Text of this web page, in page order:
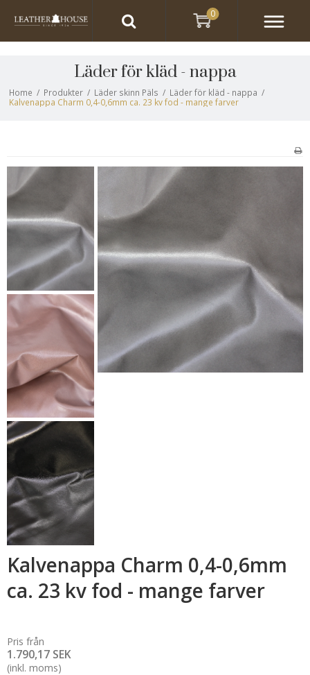
Läder för kläd - nappa
Home / Produkter / Läder skinn Päls / Läder för kläd - nappa /
Kalvenappa Charm 0,4-0,6mm ca. 23 kv fod - mange farver
Kalvenappa Charm 0,4-0,6mm
ca. 23 kv fod - mange farver
Pris från
1.790,17 SEK
(inkl. moms)
0